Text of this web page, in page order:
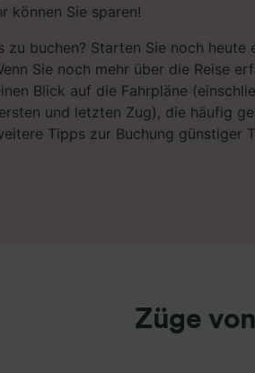
können Sie sparen!
zu buchen? Starten Sie noch heute
Sie noch mehr über die Reise
Blick auf die Fahrpläne
und letzten Zug), die häufig
Tipps zur Buchung günstiger
Züge